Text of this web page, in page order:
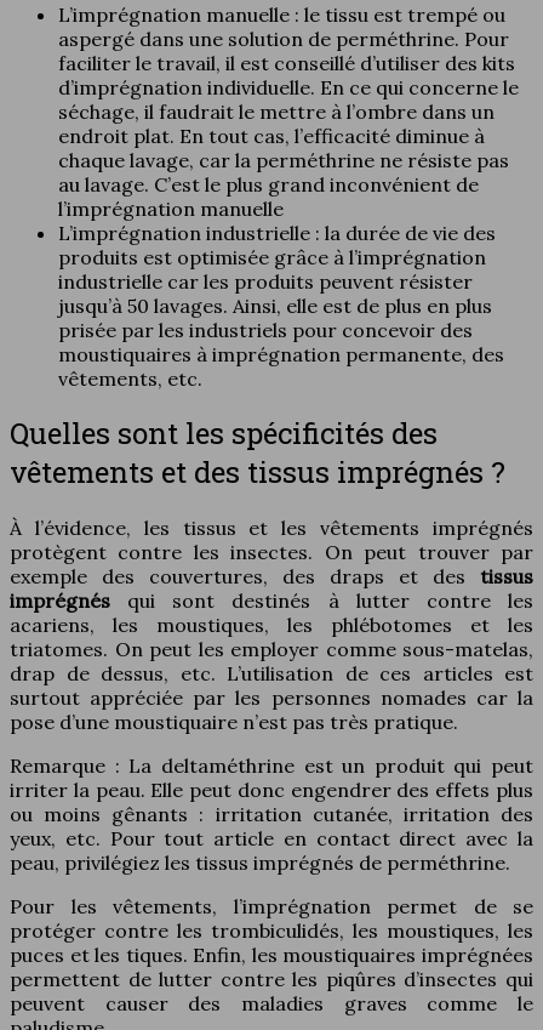
L’imprégnation manuelle : le tissu est trempé ou
aspergé dans une solution de perméthrine. Pour
faciliter le travail, il est conseillé d’utiliser des kits
d’imprégnation individuelle. En ce qui concerne le
séchage, il faudrait le mettre à l’ombre dans un
endroit plat. En tout cas, l’efficacité diminue à
chaque lavage, car la perméthrine ne résiste pas
au lavage. C’est le plus grand inconvénient de
l’imprégnation manuelle
L’imprégnation industrielle : la durée de vie des
produits est optimisée grâce à l’imprégnation
industrielle car les produits peuvent résister
jusqu’à 50 lavages. Ainsi, elle est de plus en plus
prisée par les industriels pour concevoir des
moustiquaires à imprégnation permanente, des
vêtements, etc.
Quelles sont les spécificités des
vêtements et des tissus imprégnés ?
À l’évidence, les tissus et les vêtements imprégnés
protègent contre les insectes. On peut trouver par
exemple des couvertures, des draps et des tissus
imprégnés qui sont destinés à lutter contre les
acariens, les moustiques, les phlébotomes et les
triatomes. On peut les employer comme sous-matelas,
drap de dessus, etc. L’utilisation de ces articles est
surtout appréciée par les personnes nomades car la
pose d’une moustiquaire n’est pas très pratique.
Remarque : La deltaméthrine est un produit qui peut
irriter la peau. Elle peut donc engendrer des effets plus
ou moins gênants : irritation cutanée, irritation des
yeux, etc. Pour tout article en contact direct avec la
peau, privilégiez les tissus imprégnés de perméthrine.
Pour les vêtements, l’imprégnation permet de se
protéger contre les trombiculidés, les moustiques, les
puces et les tiques. Enfin, les moustiquaires imprégnées
permettent de lutter contre les piqûres d’insectes qui
peuvent causer des maladies graves comme le